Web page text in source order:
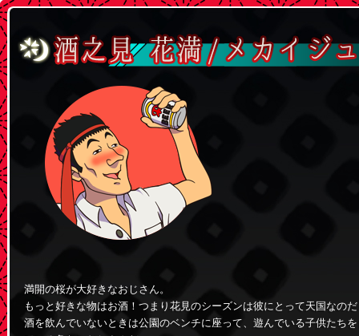
満開の桜が大好きなおじさん。
もっと好きな物はお酒！つまり花見のシーズンは彼にとって天国なの
酒を飲んでいないときは公園のベンチに座って、遊んでいる子供たち